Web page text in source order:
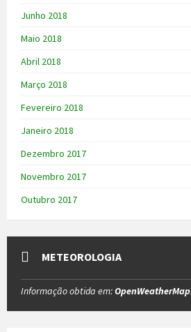
Junho 2018
Maio 2018
Abril 2018
Março 2018
Fevereiro 2018
Janeiro 2018
Dezembro 2017
Novembro 2017
Outubro 2017
METEOROLOGIA
Informação obtida em: